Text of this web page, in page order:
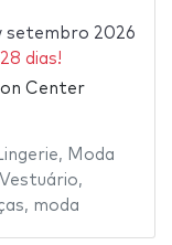
setembro 2026
dias!
Center
, Moda
Vestuário,
, moda